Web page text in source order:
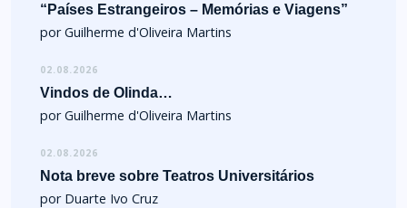
“Países Estrangeiros – Memórias e Viagens”
por Guilherme d'Oliveira Martins
02.08.2026
Vindos de Olinda…
por Guilherme d'Oliveira Martins
02.08.2026
Nota breve sobre Teatros Universitários
por Duarte Ivo Cruz